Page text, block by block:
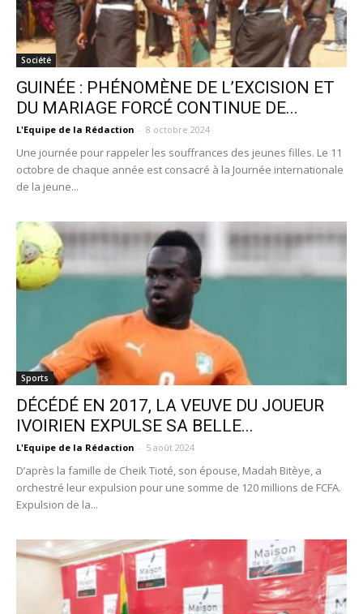
Société
GUINÉE : PHÉNOMÈNE DE L’EXCISION ET
DU MARIAGE FORCÉ CONTINUE DE...
L'Equipe de la Rédaction - 8 octobre 2024
Une journée pour rappeler les souffrances des jeunes filles. Le 11
octobre de chaque année est consacré à la Journée internationale
de la jeune...
Sports
DÉCÉDÉ EN 2017, LA VEUVE DU JOUEUR
IVOIRIEN EXPULSE SA BELLE...
L'Equipe de la Rédaction - 5 août 2024
D’après la famille de Cheik Tioté, son épouse, Madah Bitèye, a
orchestré leur expulsion pour une somme de 120 millions de FCFA.
Expulsion de la...